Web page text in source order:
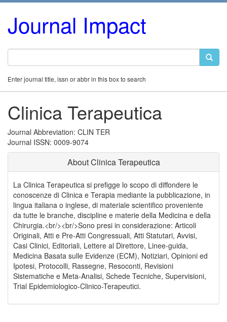
Journal Impact
Enter journal title, issn or abbr in this box to search
Clinica Terapeutica
Journal Abbreviation: CLIN TER
Journal ISSN: 0009-9074
About Clinica Terapeutica
La Clinica Terapeutica si prefigge lo scopo di diffondere le
conoscenze di Clinica e Terapia mediante la pubblicazione, in
lingua italiana o inglese, di materiale scientifico proveniente
da tutte le branche, discipline e materie della Medicina e della
Chirurgia.<br/><br/>Sono presi in considerazione: Articoli
Originali, Atti e Pre-Atti Congressuali, Atti Statutari, Avvisi,
Casi Clinici, Editoriali, Lettere al Direttore, Linee-guida,
Medicina Basata sulle Evidenze (ECM), Notiziari, Opinioni ed
Ipotesi, Protocolli, Rassegne, Resoconti, Revisioni
Sistematiche e Meta-Analisi, Schede Tecniche, Supervisioni,
Trial Epidemiologico-Clinico-Terapeutici.